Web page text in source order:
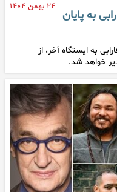
۲۴ بهمن ۱۴۰۴
به پایان
به ایستگاه آخر، از
خواهد شد.